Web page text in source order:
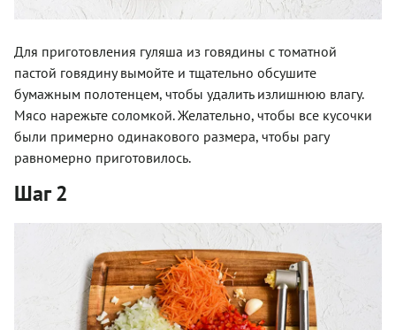
Для приготовления гуляша из говядины с томатной
пастой говядину вымойте и тщательно обсушите
бумажным полотенцем, чтобы удалить излишнюю влагу.
Мясо нарежьте соломкой. Желательно, чтобы все кусочки
были примерно одинакового размера, чтобы рагу
равномерно приготовилось.
Шаг 2